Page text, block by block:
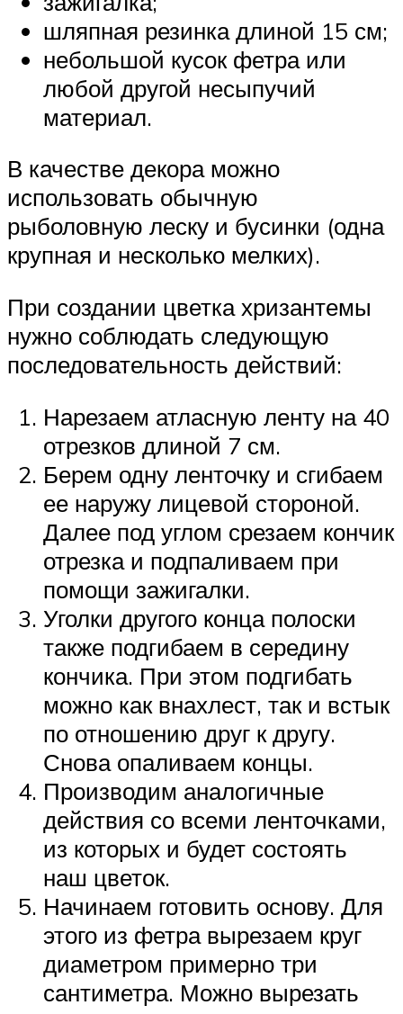
шляпная резинка длиной 15 см;
небольшой кусок фетра или
любой другой несыпучий
материал.
В качестве декора можно
использовать обычную
рыболовную леску и бусинки (одна
крупная и несколько мелких).
При создании цветка хризантемы
нужно соблюдать следующую
последовательность действий:
Нарезаем атласную ленту на 40
отрезков длиной 7 см.
Берем одну ленточку и сгибаем
ее наружу лицевой стороной.
Далее под углом срезаем кончик
отрезка и подпаливаем при
помощи зажигалки.
Уголки другого конца полоски
также подгибаем в середину
кончика. При этом подгибать
можно как внахлест, так и встык
по отношению друг к другу.
Снова опаливаем концы.
Производим аналогичные
действия со всеми ленточками,
из которых и будет состоять
наш цветок.
Начинаем готовить основу. Для
этого из фетра вырезаем круг
диаметром примерно три
сантиметра. Можно вырезать